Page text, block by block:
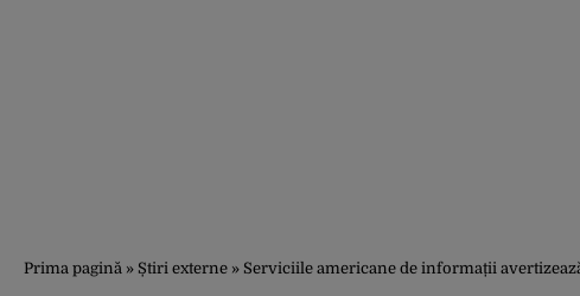
Prima pagină » Știri externe » Serviciile americane de informații